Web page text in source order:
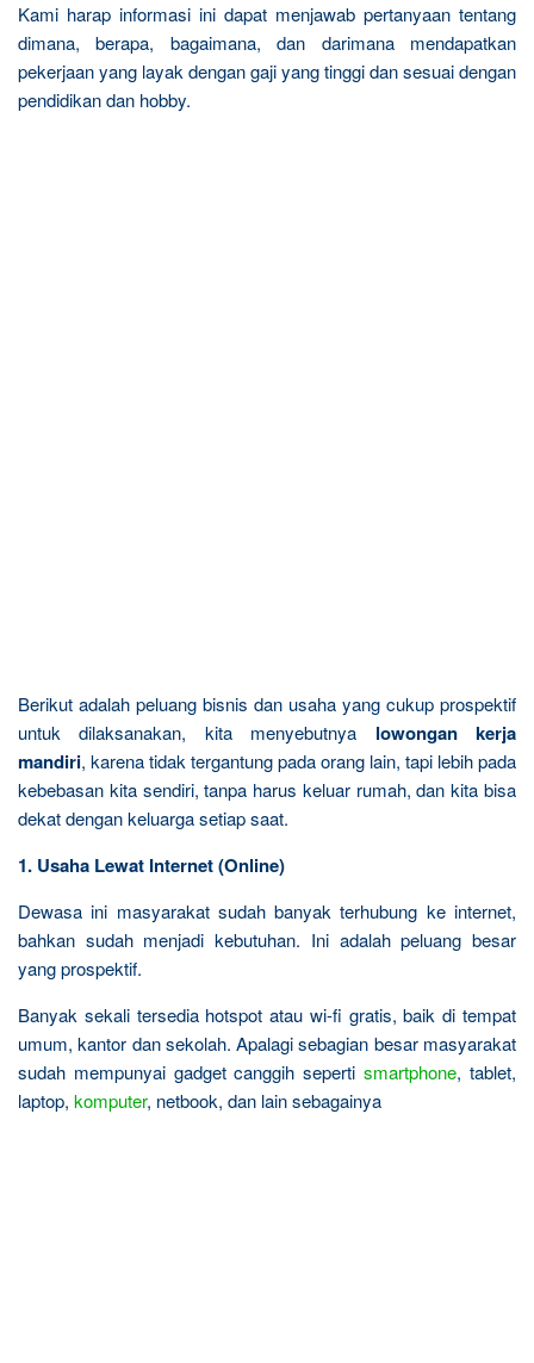
Kami harap informasi ini dapat menjawab pertanyaan tentang
dimana, berapa, bagaimana, dan darimana mendapatkan
pekerjaan yang layak dengan gaji yang tinggi dan sesuai dengan
pendidikan dan hobby.
Berikut adalah peluang bisnis dan usaha yang cukup prospektif
untuk dilaksanakan, kita menyebutnya lowongan kerja
mandiri, karena tidak tergantung pada orang lain, tapi lebih pada
kebebasan kita sendiri, tanpa harus keluar rumah, dan kita bisa
dekat dengan keluarga setiap saat.
1. Usaha Lewat Internet (Online)
Dewasa ini masyarakat sudah banyak terhubung ke internet,
bahkan sudah menjadi kebutuhan. Ini adalah peluang besar
yang prospektif.
Banyak sekali tersedia hotspot atau wi-fi gratis, baik di tempat
umum, kantor dan sekolah. Apalagi sebagian besar masyarakat
sudah mempunyai gadget canggih sepertismartphone, tablet,
laptop, komputer, netbook, dan lain sebagainya